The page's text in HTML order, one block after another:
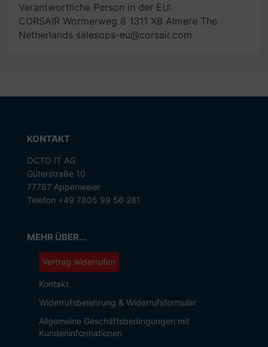
Verantwortliche Person in der EU:
CORSAIR Wormerweg 8 1311 XB Almere The
Netherlands salesops-eu@corsair.com
KONTAKT
OCTO IT AG
Güterstraße 10
77767 Appenweier
Telefon +49 7805 99 56 281
MEHR ÜBER...
Vertrag widerrufen
Kontakt
Widerrufsbelehrung & Widerrufsformular
Allgemeine Geschäftsbedingungen mit
Kundeninformationen